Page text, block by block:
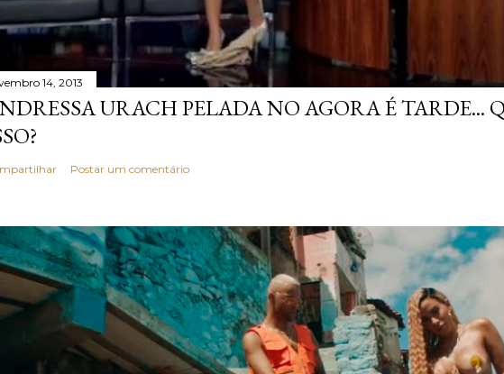
14, 2013
URACH PELADA NO AGORA É TARDE...
Postar um comentário